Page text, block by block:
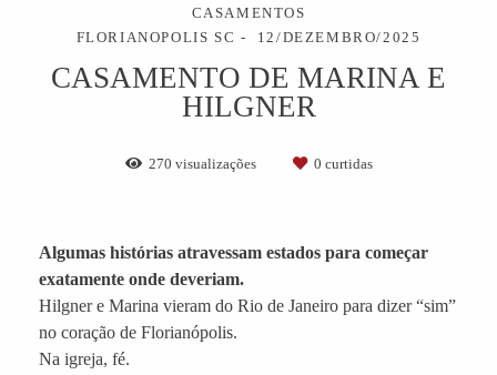
CASAMENTOS
FLORIANOPOLIS SC
12/DEZEMBRO/2025
CASAMENTO DE MARINA E
HILGNER
270 visualizações 0 curtidas
Algumas histórias atravessam estados para começar
exatamente onde deveriam.
Hilgner e Marina vieram do Rio de Janeiro para dizer “sim”
no coração de Florianópolis.
Na igreja, fé.